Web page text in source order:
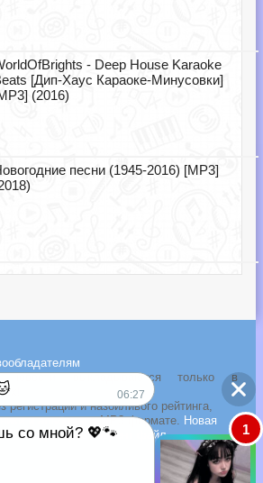
- Deep House Karaoke
[Дип-Хаус Караоке-Минусовки]
(2016)
песни (1945-2016) [MP3]
новости выкладываются только в
регистрации и назойливого рейтинга,
и альбомыв MP3 формате. Новая
года через торрент файл
06:27
со мной? 💖🐾 1